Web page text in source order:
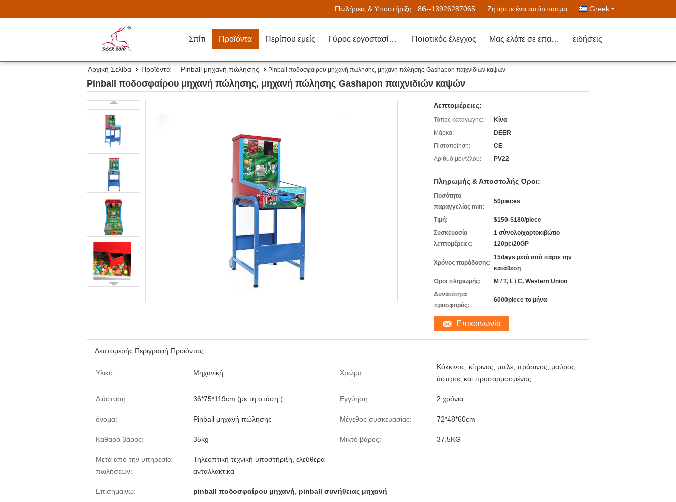
Πωλήσεις & Υποστήριξη : 86--13926287065 Ζητήστε ένα απόσπασμα Greek
Σπίτι Προϊόντα Περίπου εμείς Γύρος εργοστασίων Ποιοτικός έλεγχος Μας ελάτε σε επαφή με ειδήσεις
Αρχική Σελίδα Προϊόντα Pinball μηχανή πώλησης Pinball ποδοσφαίρου μηχανή πώλησης, μηχανή πώλησης Gashapon παιχνιδιών καψών
Pinball ποδοσφαίρου μηχανή πώλησης, μηχανή πώλησης Gashapon παιχνιδιών καψών
Λεπτομέρειες:
Τόπος καταγωγής:
Κίνα
Μάρκα:
DEER
Πιστοποίηση:
CE
Αριθμό μοντέλου:
PV22
Πληρωμής & Αποστολής Όροι:
Ποσότητα
παραγγελίας min:
50pieces
Τιμή:
$150-$180/piece
Συσκευασία
λεπτομέρειες:
1 σύνολο/χαρτοκιβώτιο
120pc/20GP
Χρόνος παράδοσης:
15days μετά από πάρτε την
κατάθεση
Όροι πληρωμής:
Μ / Τ, L / C, Western Union
Δυνατότητα
προσφοράς:
6000piece το μήνα
Επικοινωνία
Λεπτομερής Περιγραφή Προϊόντος
Υλικό: Μηχανική Χρώμα:
Κόκκινος, κίτρινος, μπλε, πράσινος, μαύρος,
άσπρος και προσαρμοσμένος
Διάσταση: 36*75*119cm (με τη στάση ( Εγγύηση: 2 χρόνια
όνομα: Pinball μηχανή πώλησης Μέγεθος συσκευασίας: 72*48*60cm
Καθαρό βάρος: 35kg Μικτό βάρος: 37.5KG
Μετά από την υπηρεσία
πωλήσεων:
Τηλεοπτική τεχνική υποστήριξη, ελεύθερα
ανταλλακτικά
Επισημαίνω: pinball ποδοσφαίρου μηχανή
pinball συνήθειας μηχανή